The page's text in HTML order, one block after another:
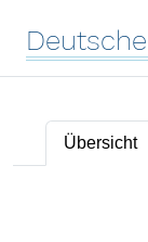
Deutsche
Übersicht